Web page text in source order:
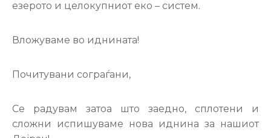
езерото и целокупниот еко – систем.
Вложуваме во иднината!
Почитувани сограѓани,
Се радувам затоа што заедно, сплотени и
сложни испишуваме нова иднина за нашиот